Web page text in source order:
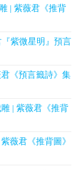
| 紫薇君《推背
紫微星明』預言
《預言籤詩》集
| 紫薇君《推背
薇君《推背圖》